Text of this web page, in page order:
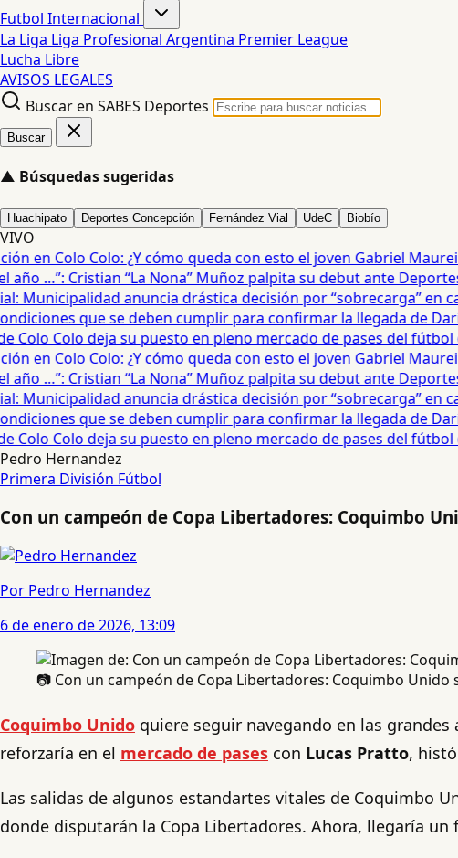
Futbol Internacional
La Liga Liga Profesional Argentina Premier League
Lucha Libre
AVISOS LEGALES
Buscar en SABES Deportes
Buscar
▲ Búsquedas sugeridas
Huachipato Deportes Concepción Fernández Vial UdeC Biobío
VIVO
en Colo Colo: ¿Y cómo queda con esto el joven Gabriel
…”: Cristian “La Nona” Muñoz palpita su debut ante Deportes
Municipalidad anuncia drástica decisión por “sobrecarga” en
que se deben cumplir para confirmar la llegada de Darío
Colo deja su puesto en pleno mercado de pases del fútbol
en Colo Colo: ¿Y cómo queda con esto el joven Gabriel
…”: Cristian “La Nona” Muñoz palpita su debut ante Deportes
Municipalidad anuncia drástica decisión por “sobrecarga” en
que se deben cumplir para confirmar la llegada de Darío
Colo deja su puesto en pleno mercado de pases del fútbol
Pedro Hernandez
Primera División Fútbol
Con un campeón de Copa Libertadores: Coquimbo
Por Pedro Hernandez
6 de enero de 2026, 13:09
📷 Con un campeón de Copa Libertadores: Coquimbo
Coquimbo Unido quiere seguir navegando en las grandes
reforzaría en el mercado de pases con Lucas Pratto,
Las salidas de algunos estandartes vitales de Coquimbo
donde disputarán la Copa Libertadores. Ahora, llegaría